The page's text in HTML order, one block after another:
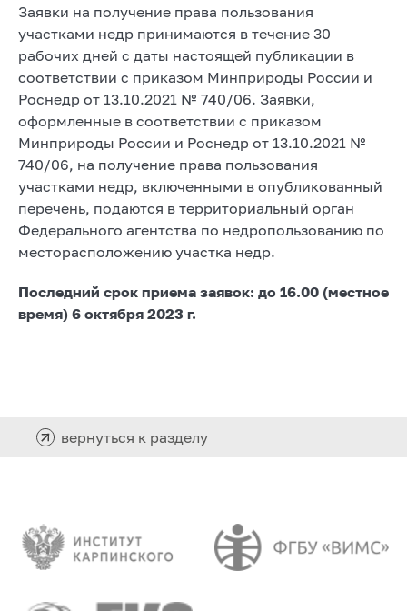
Заявки на получение права пользования
участками недр принимаются в течение 30
рабочих дней с даты настоящей публикации в
соответствии с приказом Минприроды России и
Роснедр от 13.10.2021 № 740/06. Заявки,
оформленные в соответствии с приказом
Минприроды России и Роснедр от 13.10.2021 №
740/06, на получение права пользования
участками недр, включенными в опубликованный
перечень, подаются в территориальный орган
Федерального агентства по недропользованию по
месторасположению участка недр.
Последний срок приема заявок: до 16.00 (местное
время) 6 октября 2023 г.
вернуться к разделу